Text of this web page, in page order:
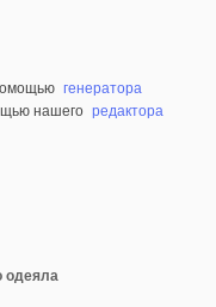
генератора
нашего редактора
одеяла